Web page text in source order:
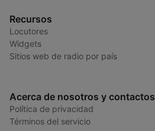
Recursos
Locutores
Widgets
Sitios web de radio por país
Acerca de nosotros y contactos
Política de privacidad
Términos del servicio